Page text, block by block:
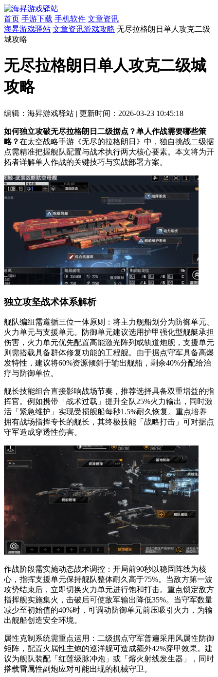
首页 手游下载 手机软件 文章资讯
海昇游戏驿站 文章资讯游戏攻略 无尽拉格朗日单人攻克二级
城攻略
无尽拉格朗日单人攻克二级城
攻略
编辑：海昇游戏驿站 | 更新时间：2026-03-23 10:45:18
如何独立攻破无尽拉格朗日二级据点？单人作战需要哪些策
略？在太空战略手游《无尽的拉格朗日》中，独自挑战二级据
点需精准把握舰队配置与战术执行两大核心要素。本文将为开
拓者详解单人作战的关键技巧与实战部署方案。
独立攻坚战术体系解析
舰队编组需遵循三位一体原则：将主力舰船划分为防御单元、
火力单元与支援单元。防御单元建议选用护甲强化型舰艇承担
伤害，火力单元优先配置高能激光阵列或轨道炮舰，支援单元
则需搭载具备群体修复功能的工程舰。由于据点守军具备高爆
发特性，建议将60%资源倾斜于输出舰船，剩余40%分配给治
疗与防御单位。
舰长技能组合直接影响战场节奏，推荐选择具备双重增益的指
挥官。例如携带「战术过载」提升全队25%火力输出，同时激
活「紧急维护」实现受损舰船每秒1.5%耐久恢复。重点培养
拥有战场指挥专长的舰长，其终极技能「战略打击」可对据点
守军造成穿透性伤害。
作战阶段需实施动态战术调控：开局前90秒以稳固阵线为核
心，指挥支援单元保持舰队整体耐久高于75%。当敌方第一波
攻势结束后，立即切换火力单元进行饱和打击。重点锁定敌方
指挥舰实施集火，击破后可使敌军输出降低35%。当守军数量
减少至初始值的40%时，可调动防御单元前压吸引火力，为输
出舰船创造安全环境。
属性克制系统需重点运用：二级据点守军普遍采用风属性防御
矩阵，配置火属性主炮的巡洋舰可造成额外42%穿甲效果。建
议为舰队装配「红莲级脉冲炮」或「熔火射线发生器」，同时
搭载雷属性副炮应对可能出现的机械守卫。